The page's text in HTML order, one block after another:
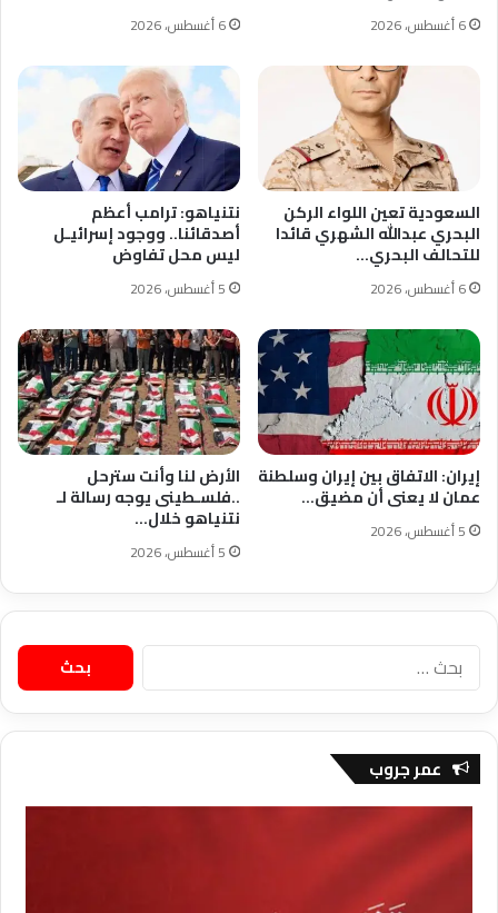
6 أغسطس، 2026 6 أغسطس، 2026
السعودية تعين اللواء الركن
البحري عبدالله الشهري قائدا
للتحالف البحري…
6 أغسطس، 2026
نتنياهو: ترامب أعظم
أصدقائنا.. ووجود إسرائيـل
ليس محل تفاوض
5 أغسطس، 2026
إيران: الاتفاق بين إيران وسلطنة
عمان لا يعنى أن مضيق…
5 أغسطس، 2026
الأرض لنا وأنت سترحل
..فلسـطينى يوجه رسالة لـ
نتنياهو خلال…
5 أغسطس، 2026
البحث
عن:
عمر جروب